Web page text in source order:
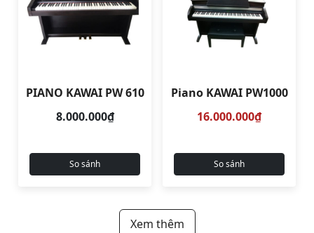
PIANO KAWAI PW 610
8.000.000₫
So sánh
Piano KAWAI PW1000
16.000.000₫
So sánh
Xem thêm